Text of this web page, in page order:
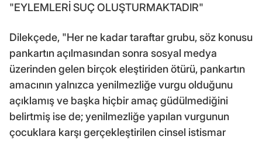
"EYLEMLERİ SUÇ OLUŞTURMAKTADIR"
Dilekçede, "Her ne kadar taraftar grubu, söz konusu
pankartın açılmasından sonra sosyal medya
üzerinden gelen birçok eleştiriden ötürü, pankartın
amacının yalnızca yenilmezliğe vurgu olduğunu
açıklamış ve başka hiçbir amaç güdülmediğini
belirtmiş ise de; yenilmezliğe yapılan vurgunun
çocuklara karşı gerçekleştirilen cinsel istismar